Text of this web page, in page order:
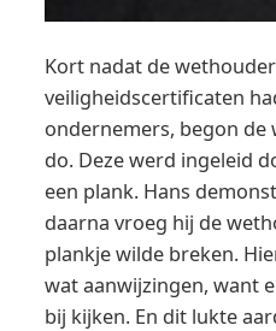
Kort nadat de
veiligheidscertificaten
ondernemers, begon de
do. Deze werd ingeleid
een plank. Hans
daarna vroeg hij de
plankje wilde breken.
wat aanwijzingen, want
bij kijken. En dit lukte